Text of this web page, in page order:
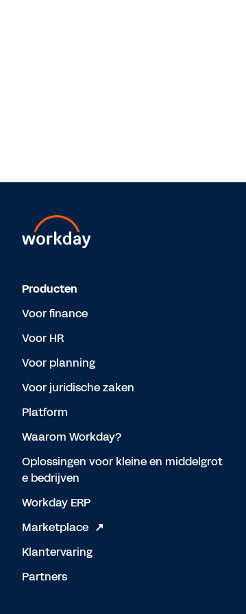
Producten
Voor finance
Voor HR
Voor planning
Voor juridische zaken
Platform
Waarom Workday?
Oplossingen voor kleine en middelgrot
e bedrijven
Workday ERP
Marketplace
Klantervaring
Partners